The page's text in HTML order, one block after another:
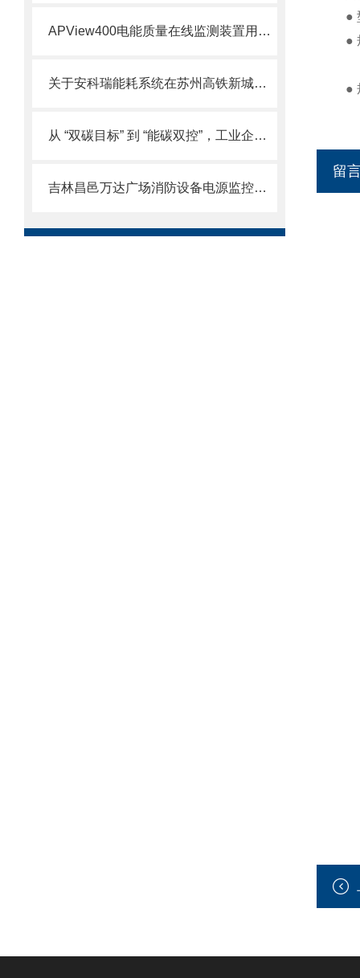
APView400电能质量在线监测装置用于化工 钢铁冶金 医院数据中心等行业
关于安科瑞能耗系统在苏州高铁新城经济发展有限公司楼层的设计和应用
从 “双碳目标” 到 “能碳双控”，工业企业数字化管理中心的破局与实践
吉林昌邑万达广场消防设备电源监控系统的设计与应用
●
●
●
留